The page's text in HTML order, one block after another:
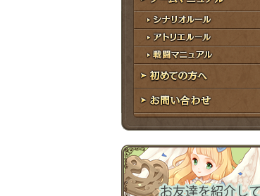
ゲームマニュアル
シナリオルール
アトリエルール
戦闘マニュアル
初めての方へ
お問い合わせ